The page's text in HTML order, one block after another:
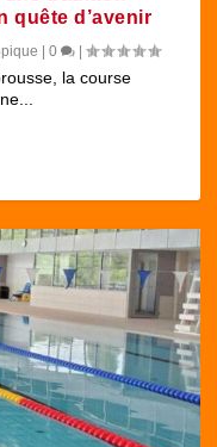
quête d’avenir
|0 |
la course